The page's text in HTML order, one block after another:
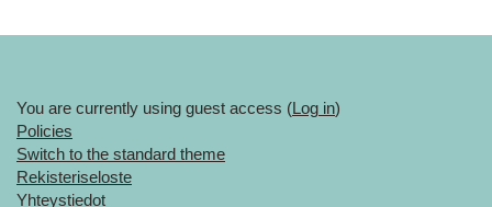
You are currently using guest access (Log in)
Policies
Switch to the standard theme
Rekisteriseloste
Yhteystiedot